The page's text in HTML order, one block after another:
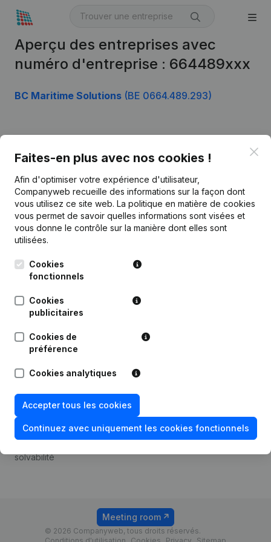
Aperçu des entreprises avec
numéro d'entreprise : 664489xxx
BC Maritime Solutions (BE 0664.489.293)
Faites-en plus avec nos cookies !
Afin d'optimiser votre expérience d'utilisateur,
Companyweb recueille des informations sur la façon dont
vous utilisez ce site web. La politique en matière de cookies
vous permet de savoir quelles informations sont visées et
vous donne le contrôle sur la manière dont elles sont
utilisées.
Cookies
fonctionnels
Cookies
publicitaires
Cookies de
préférence
Cookies analytiques
Accepter tous les cookies
Continuez avec uniquement les cookies fonctionnels
Français
Kantorenpark Everest
Leuvensesteenweg
1800 Vilvoorde
Informations d’entreprise
Monitoring
Recherche internationale
Prospection
Compliance et prévention
de la fraude
Consulter des comptes
Recherche de numéro de
TVA
solvabilité
Tarifs
© 2026 Companyweb, tous droits réservés.
Meeting room